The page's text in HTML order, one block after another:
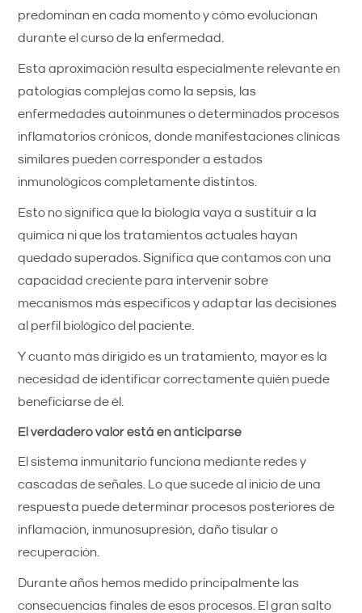
predominan en cada momento y cómo evolucionan
durante el curso de la enfermedad.
Esta aproximación resulta especialmente relevante en
patologías complejas como la sepsis, las
enfermedades autoinmunes o determinados procesos
inflamatorios crónicos, donde manifestaciones clínicas
similares pueden corresponder a estados
inmunológicos completamente distintos.
Esto no significa que la biología vaya a sustituir a la
química ni que los tratamientos actuales hayan
quedado superados. Significa que contamos con una
capacidad creciente para intervenir sobre
mecanismos más específicos y adaptar las decisiones
al perfil biológico del paciente.
Y cuanto más dirigido es un tratamiento, mayor es la
necesidad de identificar correctamente quién puede
beneficiarse de él.
El verdadero valor está en anticiparse
El sistema inmunitario funciona mediante redes y
cascadas de señales. Lo que sucede al inicio de una
respuesta puede determinar procesos posteriores de
inflamación, inmunosupresión, daño tisular o
recuperación.
Durante años hemos medido principalmente las
consecuencias finales de esos procesos. El gran salto